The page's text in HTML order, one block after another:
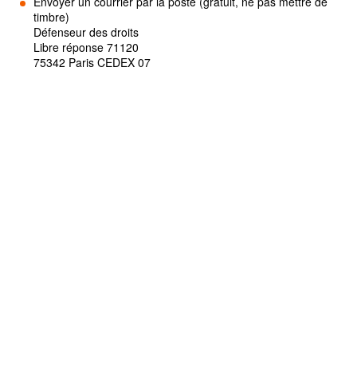
timbre)
Défenseur des droits
Libre réponse 71120
75342 Paris CEDEX 07